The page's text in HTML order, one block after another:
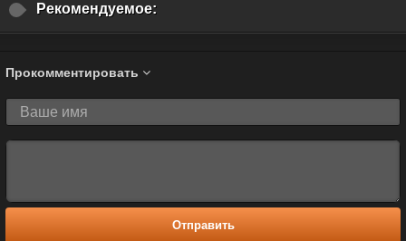
Рекомендуемое:
Прокомментировать
Отправить